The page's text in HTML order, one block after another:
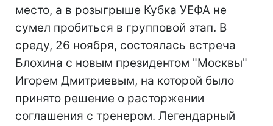
место, а в розыгрыше Кубка УЕФА не
сумел пробиться в групповой этап. В
среду, 26 ноября, состоялась встреча
Блохина с новым президентом "Москвы"
Игорем Дмитриевым, на которой было
принято решение о расторжении
соглашения с тренером. Легендарный